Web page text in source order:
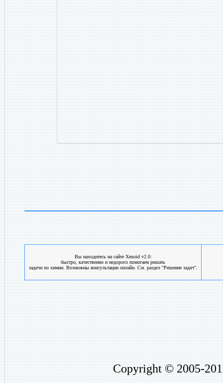
Вы находитесь на сайте Xenoid v2.0:
быстро, качественно и недорого помогаем решать
задачи по химии. Возможны консультации онлайн. См. раздел "Решение задач".
Copyright © 2005-